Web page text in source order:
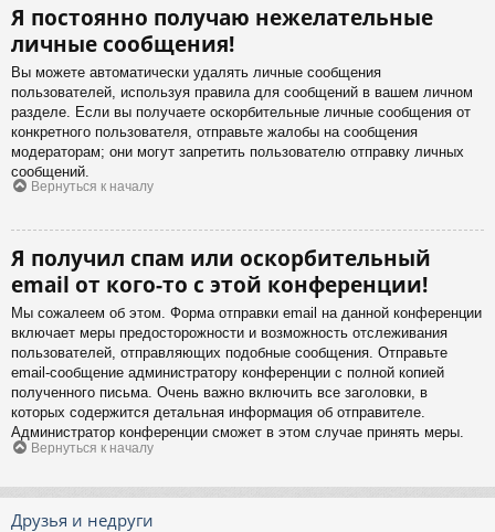
Я постоянно получаю нежелательные
личные сообщения!
Вы можете автоматически удалять личные сообщения
пользователей, используя правила для сообщений в вашем личном
разделе. Если вы получаете оскорбительные личные сообщения от
конкретного пользователя, отправьте жалобы на сообщения
модераторам; они могут запретить пользователю отправку личных
сообщений.
Вернуться к началу
Я получил спам или оскорбительный
email от кого-то с этой конференции!
Мы сожалеем об этом. Форма отправки email на данной конференции
включает меры предосторожности и возможность отслеживания
пользователей, отправляющих подобные сообщения. Отправьте
email-сообщение администратору конференции с полной копией
полученного письма. Очень важно включить все заголовки, в
которых содержится детальная информация об отправителе.
Администратор конференции сможет в этом случае принять меры.
Вернуться к началу
Друзья и недруги